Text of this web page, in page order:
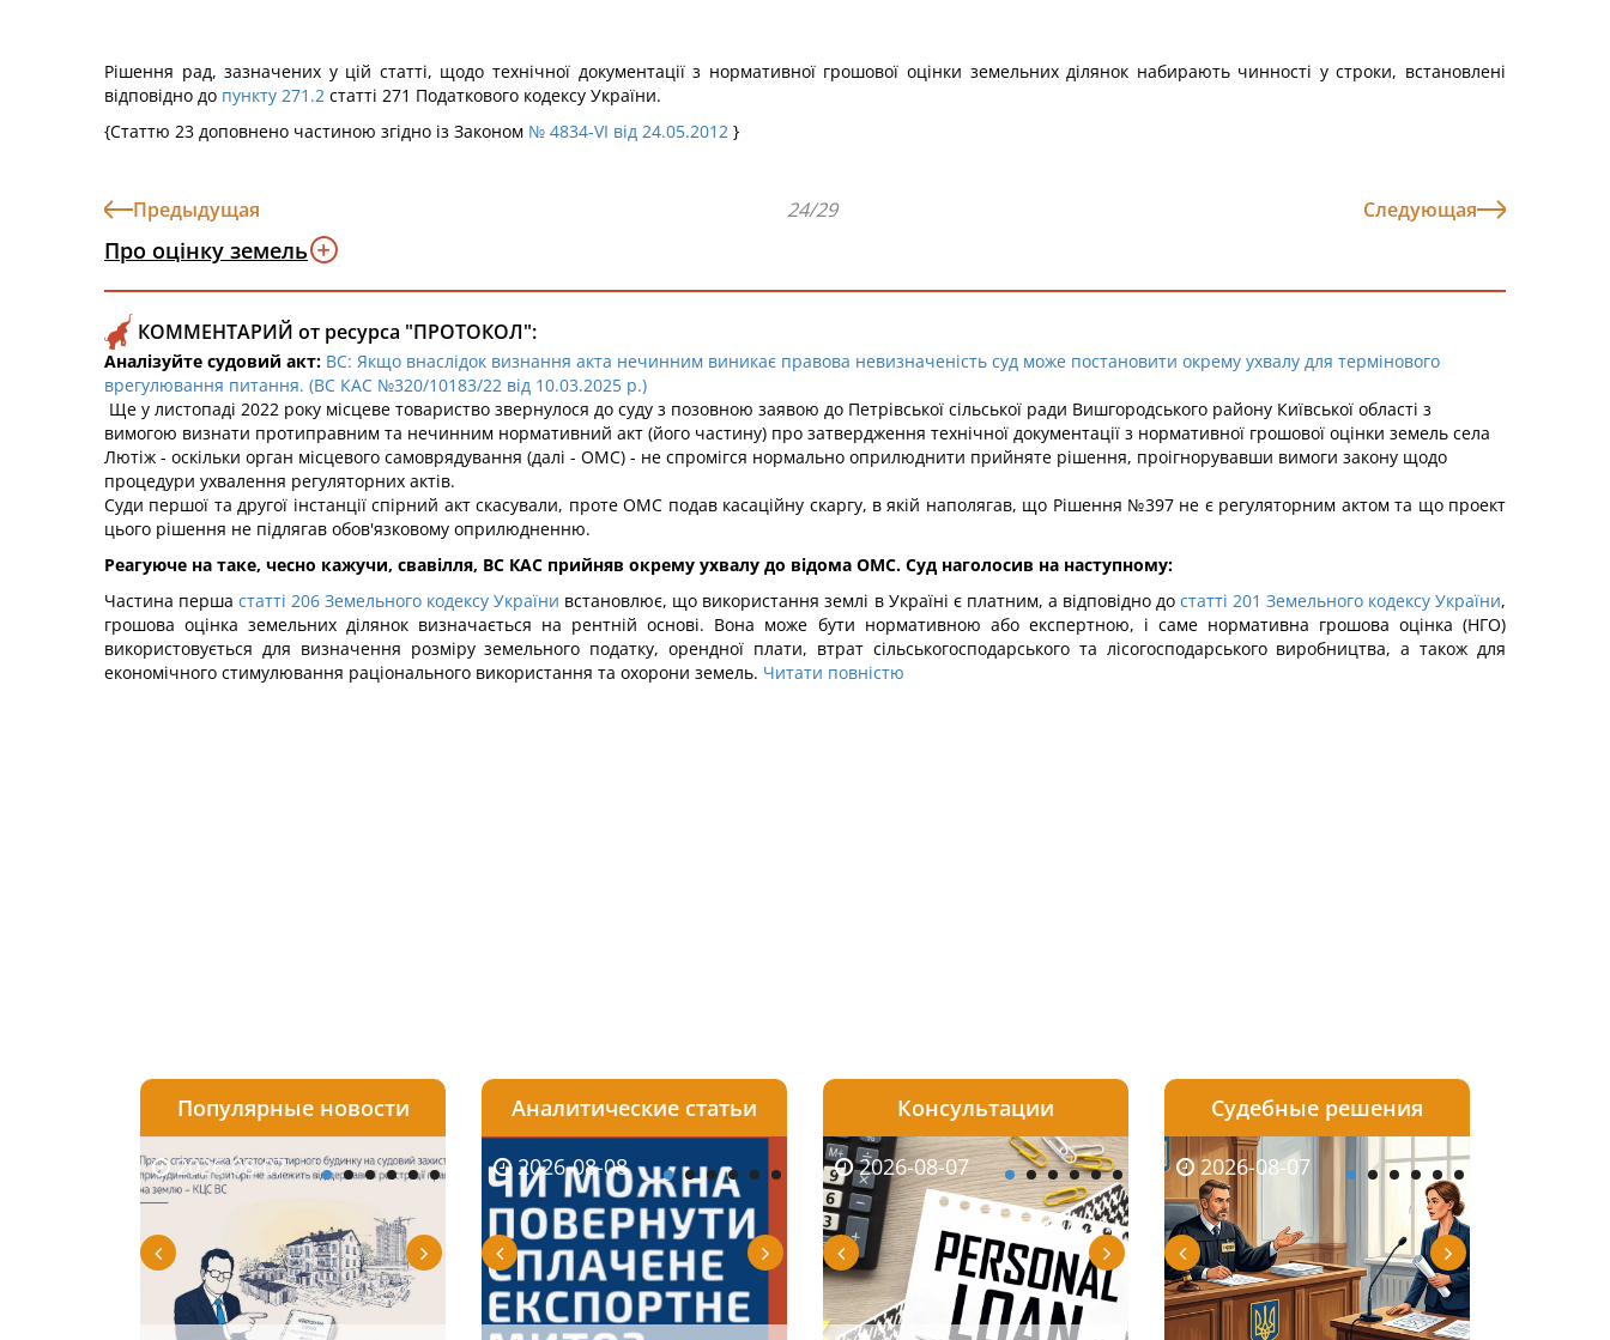
Рішення рад, зазначених у цій статті, щодо технічної документації з нормативної грошової оцінки земельних ділянок набирають чинності у строки, встановлені
відповідно до пункту 271.2 статті 271 Податкового кодексу України.
{Статтю 23 доповнено частиною згідно із Законом № 4834-VI від 24.05.2012 }
Предыдущая 24/29 Следующая
Про оцінку земель
КОММЕНТАРИЙ от ресурса "ПРОТОКОЛ":
Аналізуйте судовий акт: ВС: Якщо внаслідок визнання акта нечинним виникає правова невизначеність суд може постановити окрему ухвалу для термінового
врегулювання питання. (ВС КАС №320/10183/22 від 10.03.2025 р.)
Ще у листопаді 2022 року місцеве товариство звернулося до суду з позовною заявою до Петрівської сільської ради Вишгородського району Київської області з
вимогою визнати протиправним та нечинним нормативний акт (його частину) про затвердження технічної документації з нормативної грошової оцінки земель села
Лютіж - оскільки орган місцевого самоврядування (далі - ОМС) - не спромігся нормально оприлюднити прийняте рішення, проігнорувавши вимоги закону щодо
процедури ухвалення регуляторних актів.
Суди першої та другої інстанції спірний акт скасували, проте ОМС подав касаційну скаргу, в якій наполягав, що Рішення №397 не є регуляторним актом та що проект
цього рішення не підлягав обов'язковому оприлюдненню.
Реагуюче на таке, чесно кажучи, свавілля, ВС КАС прийняв окрему ухвалу до відома ОМС. Суд наголосив на наступному:
Частина першастатті 206 Земельного кодексу України встановлює, що використання землі в Україні є платним, а відповідно до статті 201 Земельного кодексу України,
грошова оцінка земельних ділянок визначається на рентній основі. Вона може бути нормативною або експертною, і саме нормативна грошова оцінка (НГО)
використовується для визначення розміру земельного податку, орендної плати, втрат сільськогосподарського та лісогосподарського виробництва, а також для
економічного стимулювання раціонального використання та охорони земель. Читати повністю
Популярные новости
2026-08-07 2026-08-06 2026-08-06 2026-08-06 2026-08-05
Аналитические статьи
2026-08-03 2026-08-08 2026-08-07 2026-08-04 2026-08-04
Консультации
2026-08-05 2026-08-07 2026-08-07 2026-08-06
Судебные решения
2026-07-30 2026-08-07